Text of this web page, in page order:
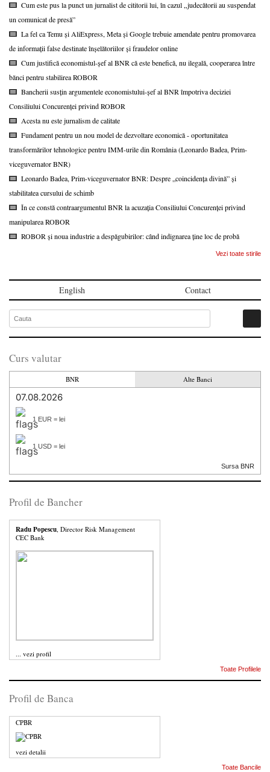
Cum este pus la punct un jurnalist de cititorii lui, în cazul „judecătorii au suspendat
un comunicat de presă”
La fel ca Temu și AliExpress, Meta și Google trebuie amendate pentru promovarea
de informații false destinate înșelătoriilor și fraudelor online
Cum justifică economistul-șef al BNR că este benefică, nu ilegală, cooperarea între
bănci pentru stabilirea ROBOR
Bancherii susțin argumentele economistului-șef al BNR împotriva deciziei
Consiliului Concurenței privind ROBOR
Acesta nu este jurnalism de calitate
Fundament pentru un nou model de dezvoltare economică - oportunitatea
transformărilor tehnologice pentru IMM-urile din România (Leonardo Badea, Prim-
viceguvernator BNR)
Leonardo Badea, Prim-viceguvernator BNR: Despre „coincidența divină” și
stabilitatea cursului de schimb
În ce constă contraargumentul BNR la acuzația Consiliului Concurenței privind
manipularea ROBOR
ROBOR și noua industrie a despăgubirilor: când indignarea ține loc de probă
Vezi toate stirile
English Contact
Curs valutar
BNR Alte Banci
07.08.2026
1 EUR = lei
1 USD = lei
Sursa BNR
Profil de Bancher
Radu Popescu, Director Risk Management
CEC Bank
... vezi profil
Toate Profilele
Profil de Banca
CPBR
vezi detalii
Toate Bancile